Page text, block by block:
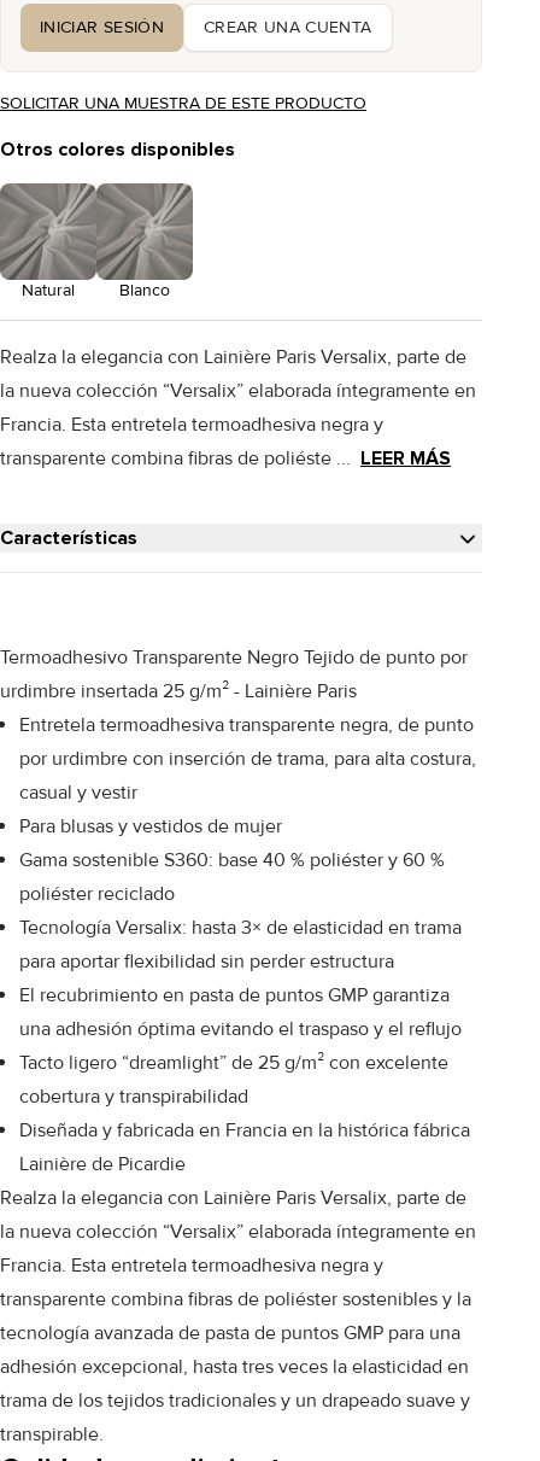
INICIAR SESIÓN CREAR UNA CUENTA
SOLICITAR UNA MUESTRA DE ESTE PRODUCTO
Otros colores disponibles
Natural Blanco
Realza la elegancia con Lainière Paris Versalix, parte de
la nueva colección “Versalix” elaborada íntegramente en
Francia. Esta entretela termoadhesiva negra y
transparente combina fibras de poliéste ... LEER MÁS
Características
Termoadhesivo Transparente Negro Tejido de punto por
urdimbre insertada 25 g/m² - Lainière Paris
Entretela termoadhesiva transparente negra, de punto
por urdimbre con inserción de trama, para alta costura,
casual y vestir
Para blusas y vestidos de mujer
Gama sostenible S360: base 40 % poliéster y 60 %
poliéster reciclado
Tecnología Versalix: hasta 3× de elasticidad en trama
para aportar flexibilidad sin perder estructura
El recubrimiento en pasta de puntos GMP garantiza
una adhesión óptima evitando el traspaso y el reflujo
Tacto ligero “dreamlight” de 25 g/m² con excelente
cobertura y transpirabilidad
Diseñada y fabricada en Francia en la histórica fábrica
Lainière de Picardie
Realza la elegancia con Lainière Paris Versalix, parte de
la nueva colección “Versalix” elaborada íntegramente en
Francia. Esta entretela termoadhesiva negra y
transparente combina fibras de poliéster sostenibles y la
tecnología avanzada de pasta de puntos GMP para una
adhesión excepcional, hasta tres veces la elasticidad en
trama de los tejidos tradicionales y un drapeado suave y
transpirable.